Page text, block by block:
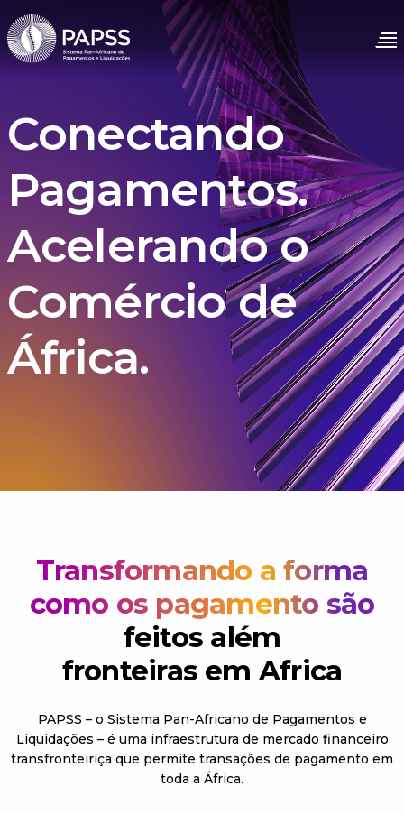
Conectando
Pagamentos.
Acelerando o
Comércio de
África.
Transformando a forma
como os pagamento são
feitos além
fronteiras em Africa
PAPSS – o Sistema Pan-Africano de Pagamentos e
Liquidações – é uma infraestrutura de mercado financeiro
transfronteiriça que permite transações de pagamento em
toda a África.